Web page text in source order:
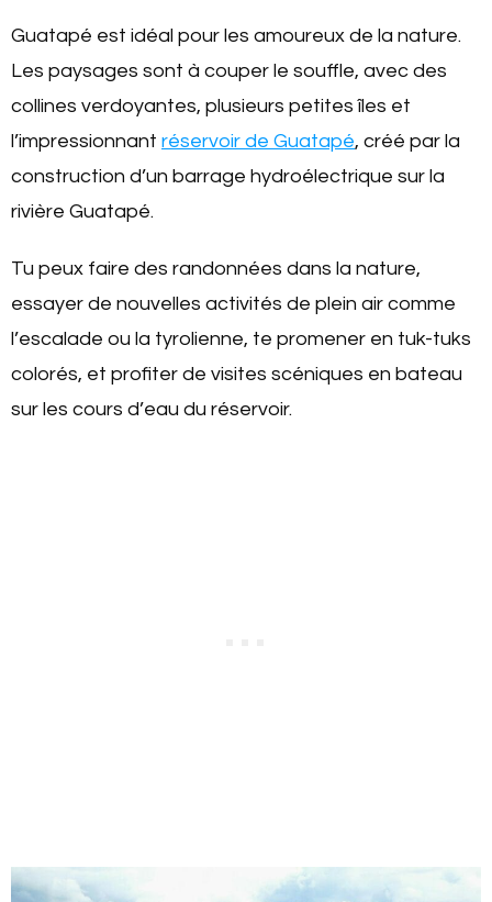
Guatapé est idéal pour les amoureux de la nature.
Les paysages sont à couper le souffle, avec des
collines verdoyantes, plusieurs petites îles et
l’impressionnant réservoir de Guatapé, créé par la
construction d’un barrage hydroélectrique sur la
rivière Guatapé.
Tu peux faire des randonnées dans la nature,
essayer de nouvelles activités de plein air comme
l’escalade ou la tyrolienne, te promener en tuk-tuks
colorés, et profiter de visites scéniques en bateau
sur les cours d’eau du réservoir.